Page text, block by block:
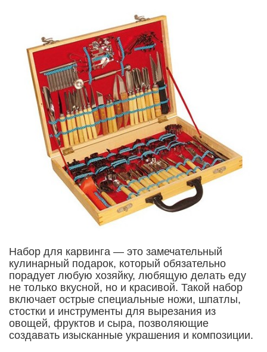
Набор для карвинга — это замечательный
кулинарный подарок, который обязательно
порадует любую хозяйку, любящую делать еду
не только вкусной, но и красивой. Такой набор
включает острые специальные ножи, шпатлы,
стостки и инструменты для вырезания из
овощей, фруктов и сыра, позволяющие
создавать изысканные украшения и композиции.